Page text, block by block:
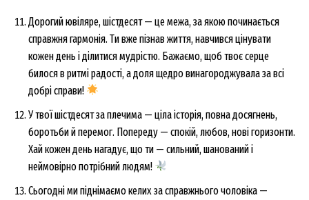
Дорогий ювіляре, шістдесят — це межа, за якою починається
справжня гармонія. Ти вже пізнав життя, навчився цінувати
кожен день і ділитися мудрістю. Бажаємо, щоб твоє серце
билося в ритмі радості, а доля щедро винагороджувала за всі
добрі справи!
У твої шістдесят за плечима — ціла історія, повна досягнень,
боротьби й перемог. Попереду — спокій, любов, нові горизонти.
Хай кожен день нагадує, що ти — сильний, шанований і
неймовірно потрібний людям!
Сьогодні ми піднімаємо келих за справжнього чоловіка —